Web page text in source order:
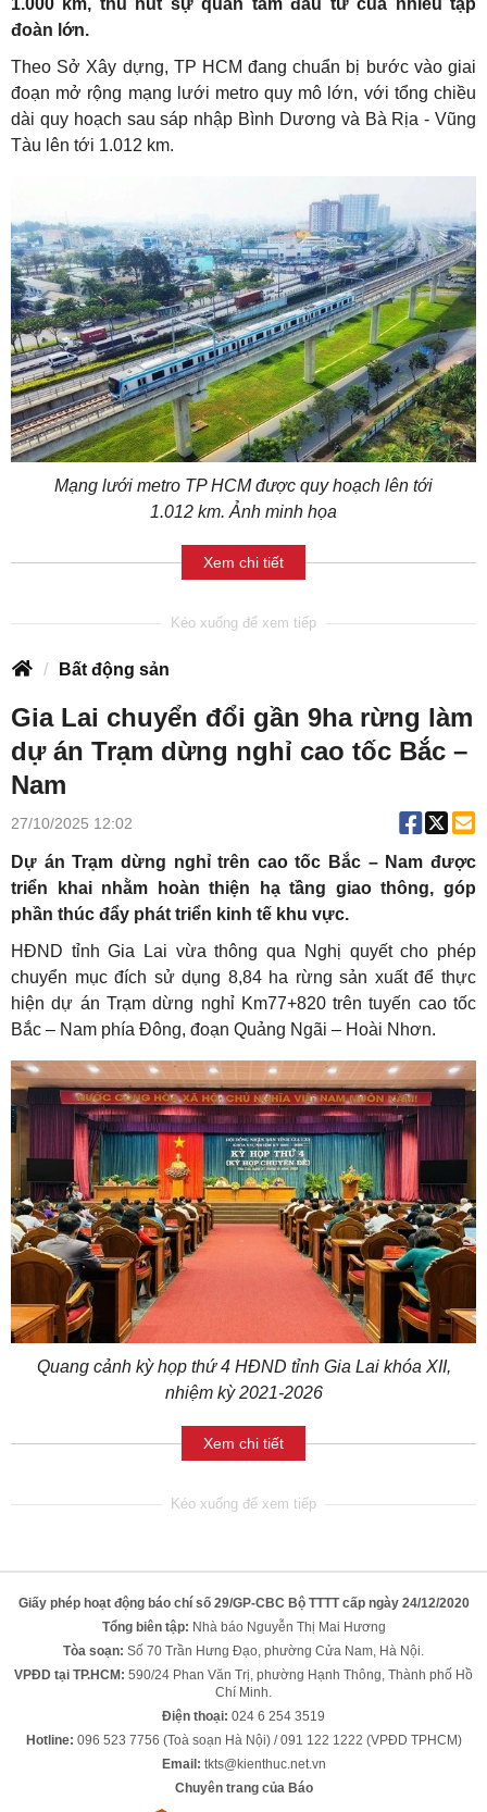
đoàn lớn.
Theo Sở Xây dựng, TP HCM đang chuẩn bị bước vào giai
đoạn mở rộng mạng lưới metro quy mô lớn, với tổng chiều
dài quy hoạch sau sáp nhập Bình Dương và Bà Rịa - Vũng
Tàu lên tới 1.012 km.
Mạng lưới metro TP HCM được quy hoạch lên tới
1.012 km. Ảnh minh họa
Xem chi tiết
Bất động sản
Gia Lai chuyển đổi gần 9ha rừng làm
dự án Trạm dừng nghỉ cao tốc Bắc –
Nam
27/10/2025 12:02
Dự án Trạm dừng nghỉ trên cao tốc Bắc – Nam được
triển khai nhằm hoàn thiện hạ tầng giao thông, góp
phần thúc đẩy phát triển kinh tế khu vực.
HĐND tỉnh Gia Lai vừa thông qua Nghị quyết cho phép
chuyển mục đích sử dụng 8,84 ha rừng sản xuất để thực
hiện dự án Trạm dừng nghỉ Km77+820 trên tuyến cao tốc
Bắc – Nam phía Đông, đoạn Quảng Ngãi – Hoài Nhơn.
Quang cảnh kỳ họp thứ 4 HĐND tỉnh Gia Lai khóa XII,
nhiệm kỳ 2021-2026
Xem chi tiết
Giấy phép hoạt động báo chí số 29/GP-CBC Bộ TTTT cấp ngày 24/12/2020
Tổng biên tập: Nhà báo Nguyễn Thị Mai Hương
Tòa soạn: Số 70 Trần Hưng Đạo, phường Cửa Nam, Hà Nội.
VPĐD tại TP.HCM: 590/24 Phan Văn Trị, phường Hạnh Thông, Thành phố Hồ
Chí Minh.
Điện thoại: 024 6 254 3519
Hotline: 096 523 7756 (Toà soạn Hà Nội) / 091 122 1222 (VPĐD TPHCM)
Email: tkts@kienthuc.net.vn
Chuyên trang của Báo